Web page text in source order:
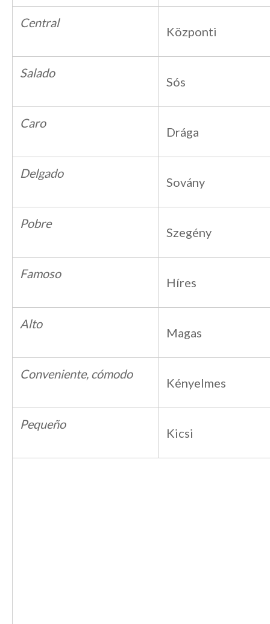
Central
Központi
Salado
Sós
Caro
Drága
Delgado
Sovány
Pobre
Szegény
Famoso
Híres
Alto
Magas
Conveniente, cómodo
Kényelmes
Pequeño
Kicsi